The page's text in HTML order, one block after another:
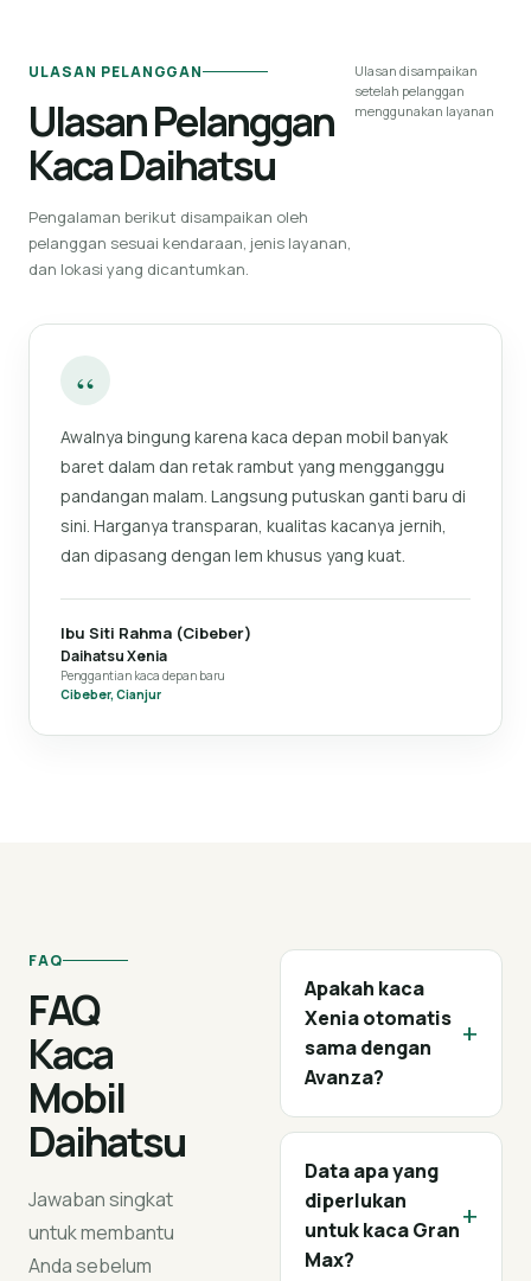
ULASAN PELANGGAN
Ulasan Pelanggan
Kaca Daihatsu
Pengalaman berikut disampaikan oleh
pelanggan sesuai kendaraan, jenis layanan,
dan lokasi yang dicantumkan.
Ulasan disampaikan
setelah pelanggan
menggunakan layanan
“
Awalnya bingung karena kaca depan mobil banyak
baret dalam dan retak rambut yang mengganggu
pandangan malam. Langsung putuskan ganti baru di
sini. Harganya transparan, kualitas kacanya jernih,
dan dipasang dengan lem khusus yang kuat.
Ibu Siti Rahma (Cibeber)
Daihatsu Xenia
Penggantian kaca depan baru
Cibeber, Cianjur
FAQ
FAQ
Kaca
Mobil
Daihatsu
Jawaban singkat
untuk membantu
Anda sebelum
Apakah kaca
Xenia otomatis
sama dengan
Avanza?
+
Data apa yang
diperlukan
untuk kaca Gran
Max?
+